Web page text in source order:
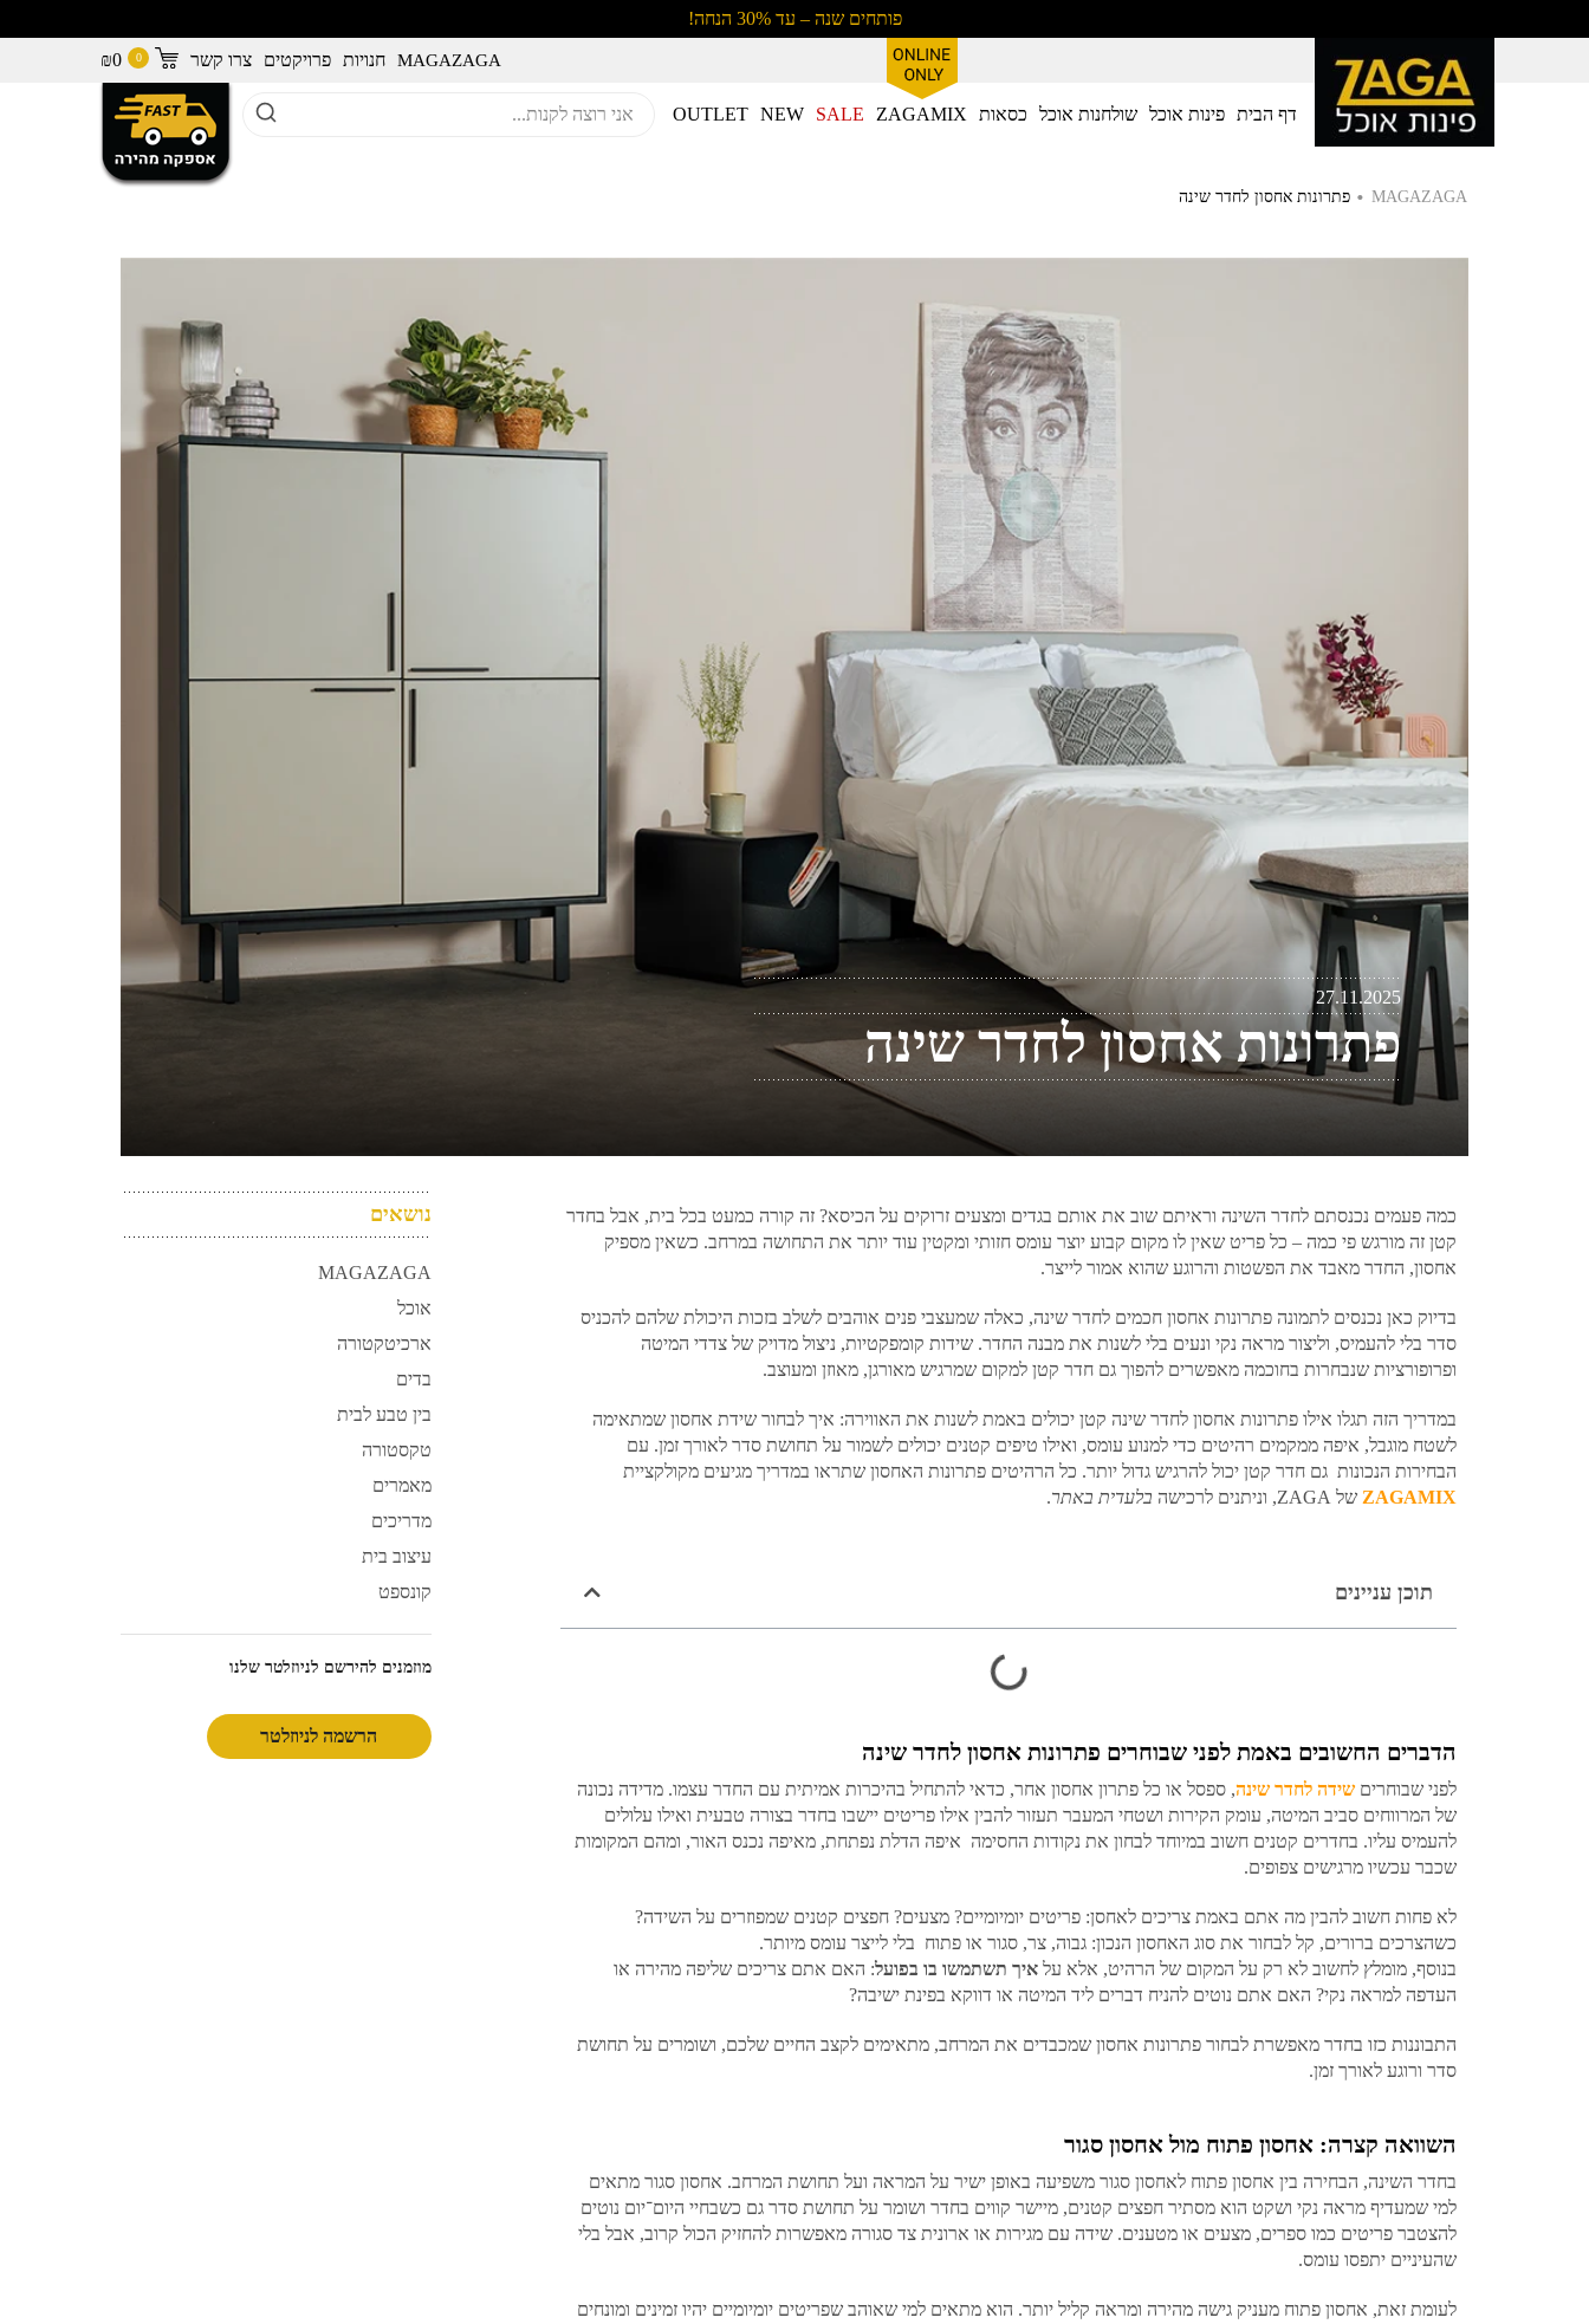
פותחים שנה – עד 30% הנחה!
MAGAZAGA חנויות פרויקטים צרו קשר ₪0
דף הבית פינות אוכל שולחנות אוכל כסאות ZAGAMIX
SALE
NEW
OUTLET
MAGAZAGA
. פתרונות אחסון לחדר שינה
27.11.2025
פתרונות אחסון לחדר שינה
כמה פעמים נכנסתם לחדר השינה וראיתם שוב את אותם בגדים ומצעים זרוקים על הכיסא? זה קורה כמעט בכל בית, אבל בחדר
קטן זה מורגש פי כמה – כל פריט שאין לו מקום קבוע יוצר עומס חזותי ומקטין עוד יותר את התחושה במרחב. כשאין מספיק
אחסון, החדר מאבד את הפשטות והרוגע שהוא אמור לייצר.
בדיוק כאן נכנסים לתמונה פתרונות אחסון חכמים לחדר שינה, כאלה שמעצבי פנים אוהבים לשלב בזכות היכולת שלהם להכניס
סדר בלי להעמיס, וליצור מראה נקי ונעים בלי לשנות את מבנה החדר. שידות קומפקטיות, ניצול מדויק של צדדי המיטה
ופרופורציות שנבחרות בחוכמה מאפשרים להפוך גם חדר קטן למקום שמרגיש מאורגן, מאוזן ומעוצב.
במדריך הזה תגלו אילו פתרונות אחסון לחדר שינה קטן יכולים באמת לשנות את האווירה: איך לבחור שידת אחסון שמתאימה
לשטח מוגבל, איפה ממקמים רהיטים כדי למנוע עומס, ואילו טיפים קטנים יכולים לשמור על תחושת סדר לאורך זמן. עם
הבחירות הנכונות גם חדר קטן יכול להרגיש גדול יותר. כל הרהיטים פתרונות האחסון שתראו במדריך מגיעים מקולקציית
ZAGAMIX של ZAGA, וניתנים לרכישה בלעדית באתר.
תוכן עניינים
הדברים החשובים באמת לפני שבוחרים פתרונות אחסון לחדר שינה
לפני שבוחרים שידה לחדר שינה, ספסל או כל פתרון אחסון אחר, כדאי להתחיל בהיכרות אמיתית עם החדר עצמו. מדידה נכונה
של המרווחים סביב המיטה, עומק הקירות ושטחי המעבר תעזור להבין אילו פריטים יישבו בחדר בצורה טבעית ואילו עלולים
להעמיס עליו. בחדרים קטנים חשוב במיוחד לבחון את נקודות החסימה איפה הדלת נפתחת, מאיפה נכנס האור, ומהם המקומות
שכבר עכשיו מרגישים צפופים.
לא פחות חשוב להבין מה אתם באמת צריכים לאחסן: פריטים יומיומיים? מצעים? חפצים קטנים שמפוזרים על השידה?
כשהצרכים ברורים, קל לבחור את סוג האחסון הנכון: גבוה, צר, סגור או פתוח בלי לייצר עומס מיותר.
בנוסף, מומלץ לחשוב לא רק על המקום של הרהיט, אלא על איך תשתמשו בו בפועל: האם אתם צריכים שליפה מהירה או
העדפה למראה נקי? האם אתם נוטים להניח דברים ליד המיטה או דווקא בפינת ישיבה?
התבוננות כזו בחדר מאפשרת לבחור פתרונות אחסון שמכבדים את המרחב, מתאימים לקצב החיים שלכם, ושומרים על תחושת
סדר ורוגע לאורך זמן.
השוואה קצרה: אחסון פתוח מול אחסון סגור
בחדר השינה, הבחירה בין אחסון פתוח לאחסון סגור משפיעה באופן ישיר על המראה ועל תחושת המרחב. אחסון סגור מתאים
למי שמעדיף מראה נקי ושקט הוא מסתיר חפצים קטנים, מיישר קווים בחדר ושומר על תחושת סדר גם כשבחיי היום־יום נוטים
להצטבר פריטים כמו ספרים, מצעים או מטענים. שידה עם מגירות או ארונית צד סגורה מאפשרות להחזיק הכול קרוב, אבל בלי
שהעיניים יתפסו עומס.
לעומת זאת, אחסון פתוח מעניק גישה מהירה ומראה קליל יותר. הוא מתאים למי שאוהב שפריטים יומיומיים יהיו זמינים ומונחים
נושאים
MAGAZAGA
אוכל
ארכיטקטורה
בדים
בין טבע לבית
טקסטורה
מאמרים
מדריכים
עיצוב בית
קונספט
מוזמנים להירשם לניוזלטר שלנו
הרשמה לניוזלטר